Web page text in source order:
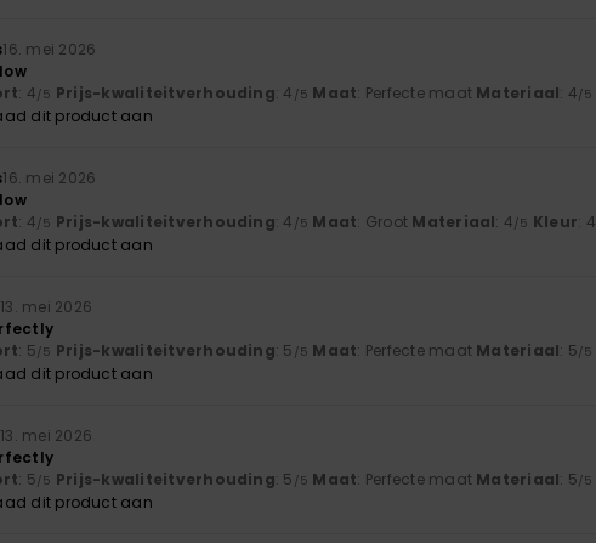
16. mei 2026
: 4/5 Prijs-kwaliteitverhouding: 4 /5 Maat: Perfecte maat Materiaal: 4/5
dit product aan
16. mei 2026
: 4/5 Prijs-kwaliteitverhouding: 4 /5 Maat: Groot Materiaal: 4/5 Kleur: 4
dit product aan
13. mei 2026
: 5/5 Prijs-kwaliteitverhouding: 5 /5 Maat: Perfecte maat Materiaal: 5/5
dit product aan
13. mei 2026
: 5/5 Prijs-kwaliteitverhouding: 5 /5 Maat: Perfecte maat Materiaal: 5/5
dit product aan